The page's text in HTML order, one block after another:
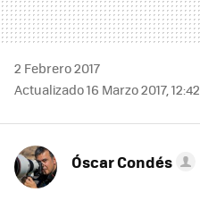
2 Febrero 2017
Actualizado 16 Marzo 2017, 12:42
Óscar Condés